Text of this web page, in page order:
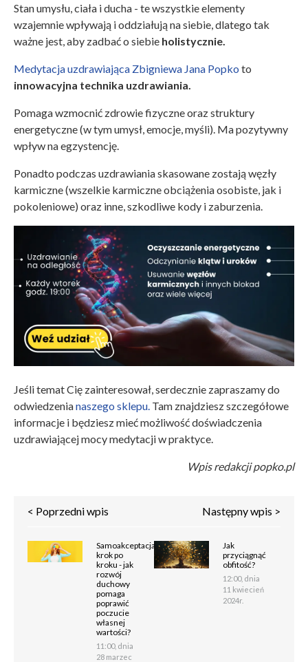
Stan umysłu, ciała i ducha - te wszystkie elementy
wzajemnie wpływają i oddziałują na siebie, dlatego tak
ważne jest, aby zadbać o siebie holistycznie.
Medytacja uzdrawiająca Zbigniewa Jana Popko to
innowacyjna technika uzdrawiania.
Pomaga wzmocnić zdrowie fizyczne oraz struktury
energetyczne (w tym umysł, emocje, myśli). Ma pozytywny
wpływ na egzystencję.
Ponadto podczas uzdrawiania skasowane zostają węzły
karmiczne (wszelkie karmiczne obciążenia osobiste, jak i
pokoleniowe) oraz inne, szkodliwe kody i zaburzenia.
Jeśli temat Cię zainteresował, serdecznie zapraszamy do
odwiedzenianaszego sklepu. Tam znajdziesz szczegółowe
informacje i będziesz mieć możliwość doświadczenia
uzdrawiającej mocy medytacji w praktyce.
Wpis redakcji popko.pl
< Poprzedni wpis Następny wpis >
Samoakceptacja
krok po
kroku - jak
rozwój
duchowy
pomaga
poprawić
poczucie
własnej
wartości?
11:00, dnia
28 marzec
Jak
przyciągnąć
obfitość?
12:00, dnia
11 kwiecień
2024r.